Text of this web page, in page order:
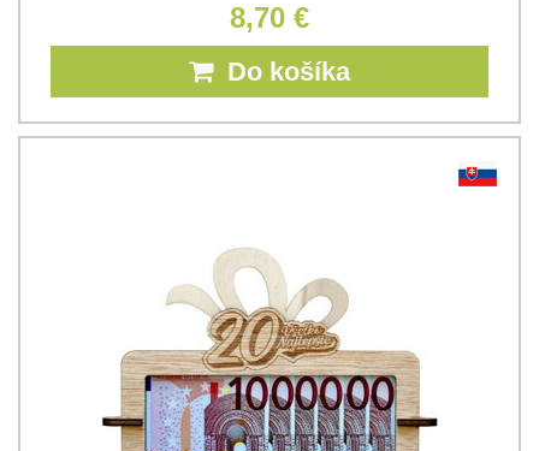
8,70 €
Do košíka